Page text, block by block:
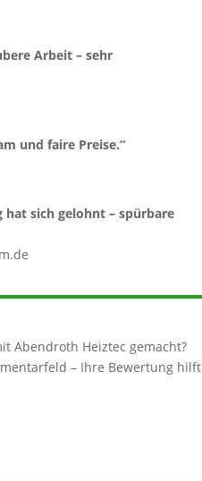
Arbeit – sehr
und faire Preise.“
hat sich gelohnt – spürbare
Abendroth Heiztec gemacht?
– Ihre Bewertung hilft